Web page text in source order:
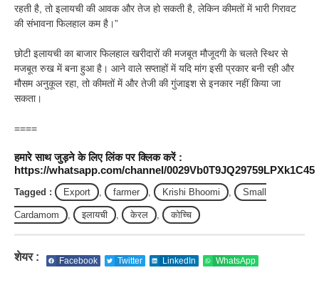
रहती है, तो इलायची की आवक और तेज हो सकती है, लेकिन कीमतों में भारी गिरावट
की संभावना फिलहाल कम है।”
छोटी इलायची का बाजार फिलहाल खरीदारों की मजबूत मौजूदगी के चलते स्थिर से
मजबूत रुख में बना हुआ है। आने वाले सप्ताहों में यदि मांग इसी प्रकार बनी रही और
मौसम अनुकूल रहा, तो कीमतों में और तेजी की गुंजाइश से इनकार नहीं किया जा
सकता।
====
हमारे साथ जुड़ने के लिए लिंक पर क्लिक करें :
https://whatsapp.com/channel/0029Vb0T9JQ29759LPXk1C45
Tagged : Export farmer Krishi Bhoomi Small
Cardamom इलायची केरल कोच्चि
शेयर : Facebook Twitter LinkedIn WhatsApp